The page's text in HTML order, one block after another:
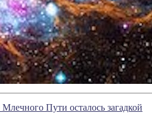
Пути осталось загадкой